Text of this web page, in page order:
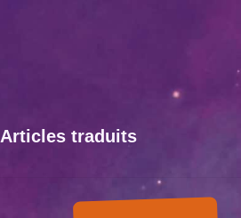
Articles traduits